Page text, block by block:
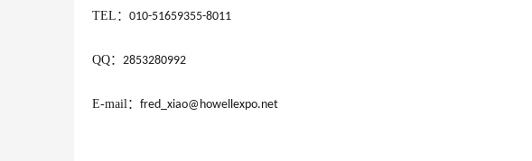
TEL ： 010-51659355-8011
QQ： 2853280992
E-mail： fred_xiao@howellexpo.net